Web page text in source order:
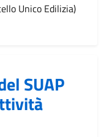
Unico Edilizia)
SUAP